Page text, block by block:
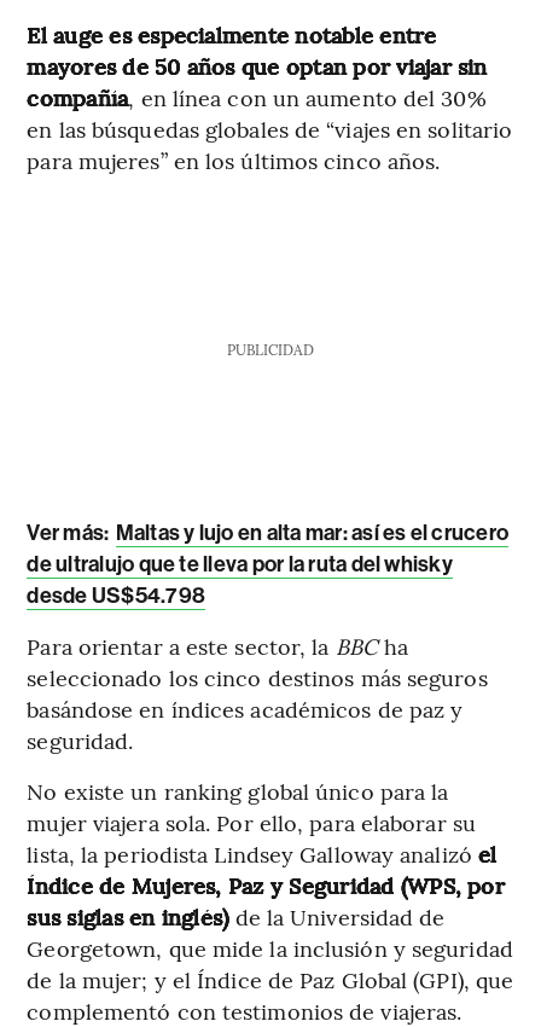
El auge es especialmente notable entre
mayores de 50 años que optan por viajar sin
compañía, en línea con un aumento del 30%
en las búsquedas globales de “viajes en solitario
para mujeres” en los últimos cinco años.
PUBLICIDAD
Ver más: Maltas y lujo en alta mar: así es el crucero
de ultralujo que te lleva por la ruta del whisky
desde US$54.798
Para orientar a este sector, la BBCha
seleccionado los cinco destinos más seguros
basándose en índices académicos de paz y
seguridad.
No existe un ranking global único para la
mujer viajera sola. Por ello, para elaborar su
lista, la periodista Lindsey Galloway analizó el
Índice de Mujeres, Paz y Seguridad (WPS, por
sus siglas en inglés)de la Universidad de
Georgetown, que mide la inclusión y seguridad
de la mujer; y el Índice de Paz Global (GPI), que
complementó con testimonios de viajeras.